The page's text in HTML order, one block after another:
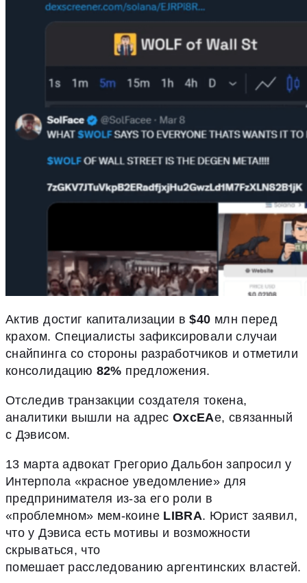
Актив достиг капитализации в$40 млн перед
крахом. Специалисты зафиксировали случаи
снайпинга со стороны разработчиков и отметили
консолидацию 82% предложения.
Отследив транзакции создателя токена,
аналитики вышли на адрес OxcEAe, связанный
с Дэвисом.
13 марта адвокат Грегорио Дальбон запросил у
Интерпола «красное уведомление» для
предпринимателя из-за его роли в
«проблемном» мем-коине LIBRA. Юрист заявил,
что у Дэвиса есть мотивы и возможности
скрываться, что
помешает расследованию аргентинских властей.